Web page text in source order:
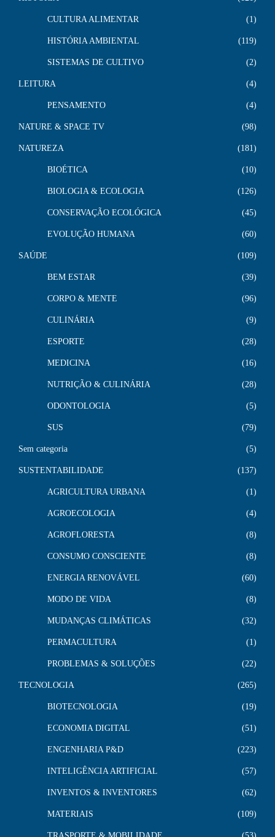
CULTURA ALIMENTAR 1
HISTÓRIA AMBIENTAL 119
SISTEMAS DE CULTIVO 2
LEITURA 4
PENSAMENTO 4
NATURE & SPACE TV 98
NATUREZA 181
BIOÉTICA 10
BIOLOGIA & ECOLOGIA 126
CONSERVAÇÃO ECOLÓGICA 45
EVOLUÇÃO HUMANA 60
SAÚDE 109
BEM ESTAR 39
CORPO & MENTE 96
CULINÁRIA 9
ESPORTE 28
MEDICINA 16
NUTRIÇÃO & CULINÁRIA 28
ODONTOLOGIA 5
SUS 79
Sem categoria 5
SUSTENTABILIDADE 137
AGRICULTURA URBANA 1
AGROECOLOGIA 4
AGROFLORESTA 8
CONSUMO CONSCIENTE 8
ENERGIA RENOVÁVEL 60
MODO DE VIDA 8
MUDANÇAS CLIMÁTICAS 32
PERMACULTURA 1
PROBLEMAS & SOLUÇÕES 22
TECNOLOGIA 265
BIOTECNOLOGIA 19
ECONOMIA DIGITAL 51
ENGENHARIA P&D 223
INTELIGÊNCIA ARTIFICIAL 57
INVENTOS & INVENTORES 62
MATERIAIS 109